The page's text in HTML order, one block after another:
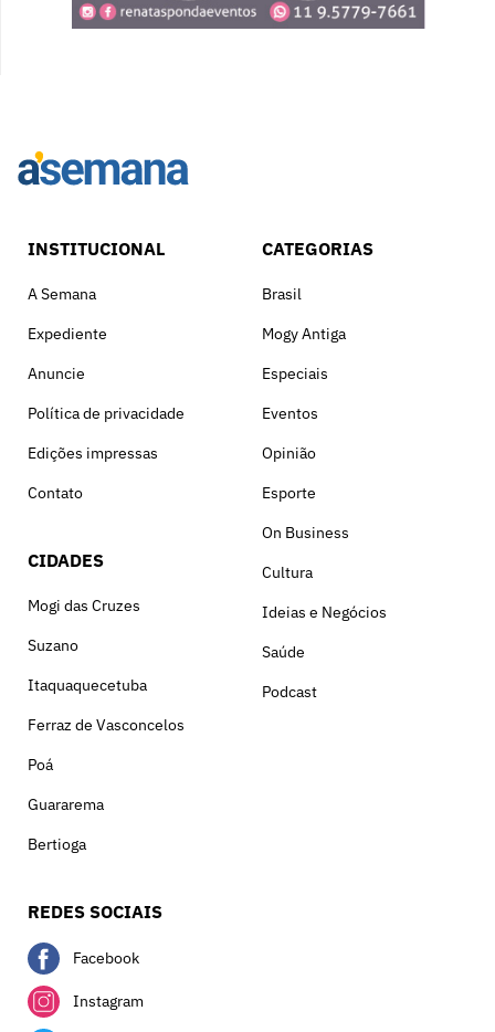
INSTITUCIONAL
A Semana
Expediente
Anuncie
Política de privacidade
Edições impressas
Contato
CIDADES
Mogi das Cruzes
Suzano
Itaquaquecetuba
Ferraz de Vasconcelos
Poá
Guararema
Bertioga
CATEGORIAS
Brasil
Mogy Antiga
Especiais
Eventos
Opinião
Esporte
On Business
Cultura
Ideias e Negócios
Saúde
Podcast
REDES SOCIAIS
Facebook
Instagram